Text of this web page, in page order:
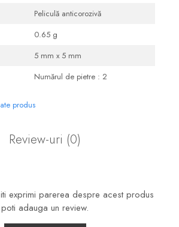
Peliculă anticorozivă
0.65 g
5 mm x 5 mm
Numărul de pietre : 2
produs
Review-uri (0)
exprimi parerea despre acest produs
poti adauga un review.